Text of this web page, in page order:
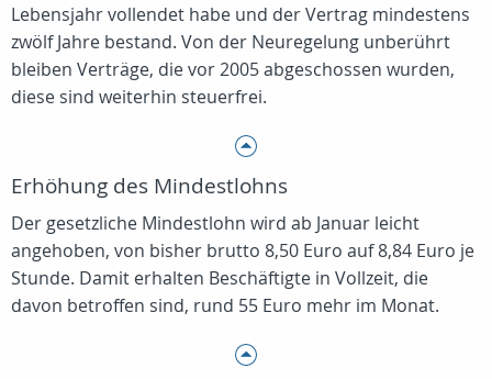
Lebensjahr vollendet habe und der Vertrag mindestens
zwölf Jahre bestand. Von der Neuregelung unberührt
bleiben Verträge, die vor 2005 abgeschossen wurden,
diese sind weiterhin steuerfrei.
Erhöhung des Mindestlohns
Der gesetzliche Mindestlohn wird ab Januar leicht
angehoben, von bisher brutto 8,50 Euro auf 8,84 Euro je
Stunde. Damit erhalten Beschäftigte in Vollzeit, die
davon betroffen sind, rund 55 Euro mehr im Monat.